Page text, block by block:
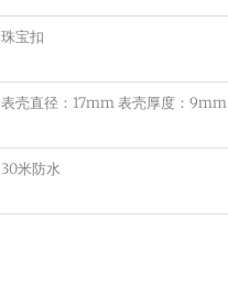
珠宝扣
表壳直径：17mm 表壳厚度：9mm
30米防水